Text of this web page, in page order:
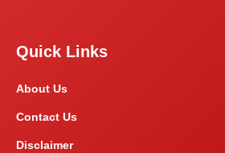
Quick Links
About Us
Contact Us
Disclaimer